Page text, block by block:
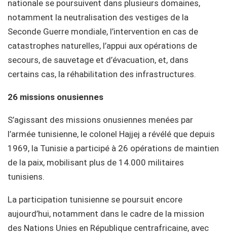
nationale se poursuivent dans plusieurs domaines,
notamment la neutralisation des vestiges de la
Seconde Guerre mondiale, l’intervention en cas de
catastrophes naturelles, l’appui aux opérations de
secours, de sauvetage et d’évacuation, et, dans
certains cas, la réhabilitation des infrastructures.
26 missions onusiennes
S’agissant des missions onusiennes menées par
l’armée tunisienne, le colonel Hajjej a révélé que depuis
1969, la Tunisie a participé à 26 opérations de maintien
de la paix, mobilisant plus de 14.000 militaires
tunisiens.
La participation tunisienne se poursuit encore
aujourd’hui, notamment dans le cadre de la mission
des Nations Unies en République centrafricaine, avec